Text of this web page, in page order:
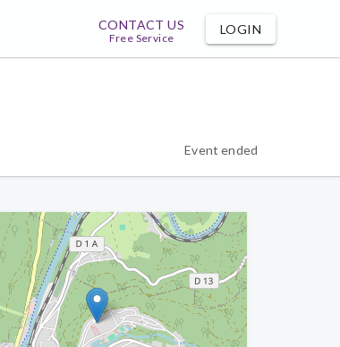
CONTACT US
Free Service
LOGIN
Event ended